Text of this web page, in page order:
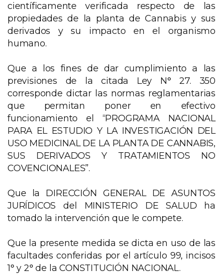
científicamente verificada respecto de las
propiedades de la planta de Cannabis y sus
derivados y su impacto en el organismo
humano.
Que a los fines de dar cumplimiento a las
previsiones de la citada Ley N° 27. 350
corresponde dictar las normas reglamentarias
que permitan poner en efectivo
funcionamiento el “PROGRAMA NACIONAL
PARA EL ESTUDIO Y LA INVESTIGACIÓN DEL
USO MEDICINAL DE LA PLANTA DE CANNABIS,
SUS DERIVADOS Y TRATAMIENTOS NO
COVENCIONALES”.
Que la DIRECCIÓN GENERAL DE ASUNTOS
JURÍDICOS del MINISTERIO DE SALUD ha
tomado la intervención que le compete.
Que la presente medida se dicta en uso de las
facultades conferidas por el artículo 99, incisos
1° y 2° de la CONSTITUCIÓN NACIONAL.